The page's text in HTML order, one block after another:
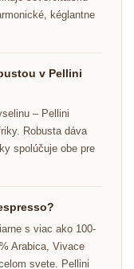
kéglantne
v Pellini
– Pellini
Robusta dáva
spolúčuje obe pre
s viac ako 100-
Arabica, Vivace
svete. Pellini